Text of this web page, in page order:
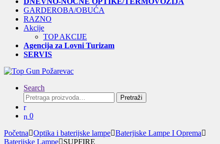
GARDEROBA/OBUĆA
RAZNO
Akcije
TOP AKCIJE
Agencija za Lovni Turizam
SERVIS
Search
Pretraga
za:
Pretraži
0
Početna Optika i baterijske lampe Baterjiske Lampe I Oprema
Baterjiske Lampe
SUPFIRE